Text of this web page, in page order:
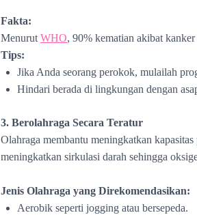
Fakta:
Menurut WHO, 90% kematian akibat
Tips:
Jika Anda seorang perokok, mulailah
Hindari berada di lingkungan dengan
3. Berolahraga Secara Teratur
Olahraga membantu meningkatkan
meningkatkan sirkulasi darah sehingga
Jenis Olahraga yang Direkomendasikan:
Aerobik seperti jogging atau bersepeda.